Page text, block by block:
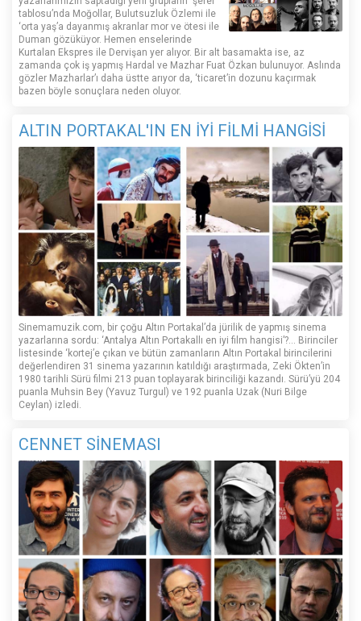
tablosu’nda Moğollar, Bulutsuzluk Özlemi ile
‘orta yaş’a dayanmış akranlar mor ve ötesi ile
Duman gözüküyor. Hemen enselerinde
Kurtalan Ekspres ile Dervişan yer alıyor. Bir alt basamakta ise, az
zamanda çok iş yapmış Hardal ve Mazhar Fuat Özkan bulunuyor. Aslında
gözler Mazharlar’ı daha üstte arıyor da, ‘ticaret’in dozunu kaçırmak
bazen böyle sonuçlara neden oluyor.
ALTIN PORTAKAL'IN EN İYİ FİLMİ HANGİSİ
Sinemamuzik.com, bir çoğu Altın Portakal’da jürilik de yapmış sinema
yazarlarına sordu: ‘Antalya Altın Portakallı en iyi film hangisi’?... Birinciler
listesinde ‘kortej’e çıkan ve bütün zamanların Altın Portakal birincilerini
değerlendiren 31 sinema yazarının katıldığı araştırmada, Zeki Ökten’in
1980 tarihli Sürü filmi 213 puan toplayarak birinciliği kazandı. Sürü’yü 204
puanla Muhsin Bey (Yavuz Turgul) ve 192 puanla Uzak (Nuri Bilge
Ceylan) izledi.
CENNET SİNEMASI